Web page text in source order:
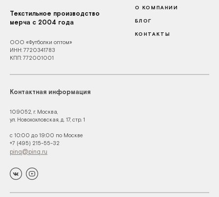
Текстильное производство
мерча с 2004 года
ООО «Футболки оптом»
ИНН: 7720341783
КПП: 772001001
О КОМПАНИИ
БЛОГ
КОНТАКТЫ
Контактная информация
109052, г. Москва,
ул. Новохохловская, д. 17, стр. 1
с 10:00 до 19:00 по Москве
+7 (495) 215-55-32
pinq@pinq.ru